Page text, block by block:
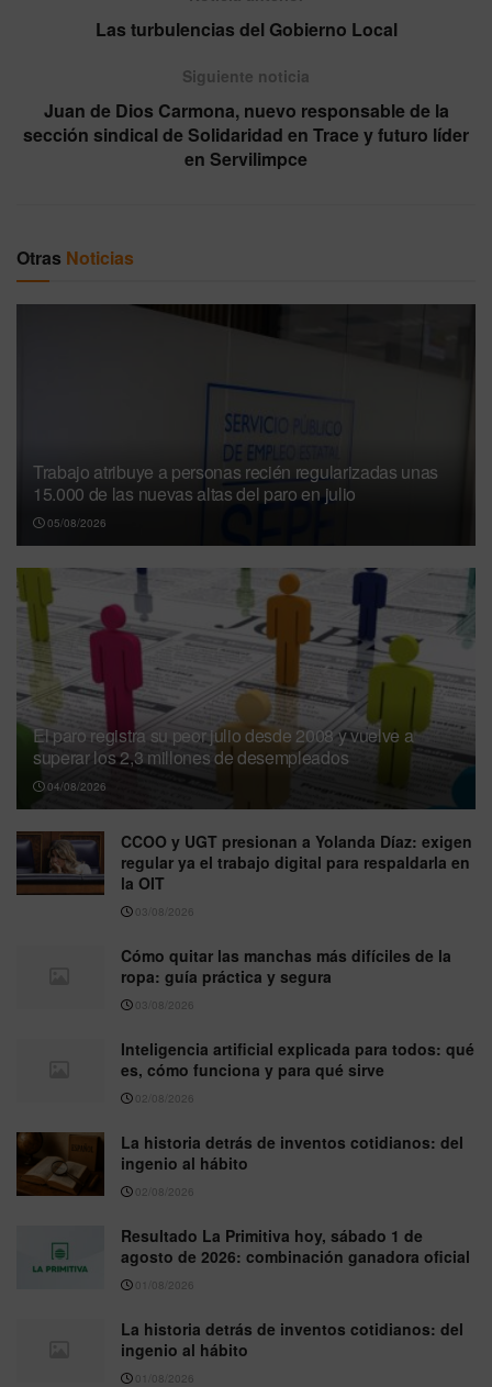
Las turbulencias del Gobierno Local
Siguiente noticia
Juan de Dios Carmona, nuevo responsable de la
sección sindical de Solidaridad en Trace y futuro líder
en Servilimpce
Otras Noticias
Trabajo atribuye a personas recién regularizadas unas
15.000 de las nuevas altas del paro en julio
05/08/2026
El paro registra su peor julio desde 2008 y vuelve a
superar los 2,3 millones de desempleados
04/08/2026
CCOO y UGT presionan a Yolanda Díaz: exigen
regular ya el trabajo digital para respaldarla en
la OIT
03/08/2026
Cómo quitar las manchas más difíciles de la
ropa: guía práctica y segura
03/08/2026
Inteligencia artificial explicada para todos: qué
es, cómo funciona y para qué sirve
02/08/2026
La historia detrás de inventos cotidianos: del
ingenio al hábito
02/08/2026
Resultado La Primitiva hoy, sábado 1 de
agosto de 2026: combinación ganadora oficial
01/08/2026
La historia detrás de inventos cotidianos: del
ingenio al hábito
01/08/2026